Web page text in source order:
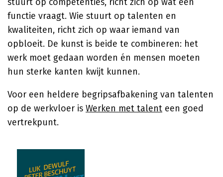
functie vraagt. Wie stuurt op talenten en
kwaliteiten, richt zich op waar iemand van
opbloeit. De kunst is beide te combineren: het
werk moet gedaan worden én mensen moeten
hun sterke kanten kwijt kunnen.
Voor een heldere begripsafbakening van talenten
op de werkvloer is Werken met talent een goed
vertrekpunt.